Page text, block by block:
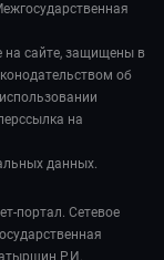
на сайте, защищены в
об
на
данных.
портал. Сетевое
Р.И.